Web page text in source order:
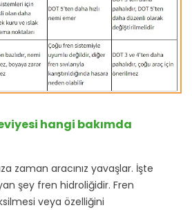
hangi bakımda
zaman aracınız yavaşlar. İşte
şey fren hidroliğidir. Fren
veya özelliğini